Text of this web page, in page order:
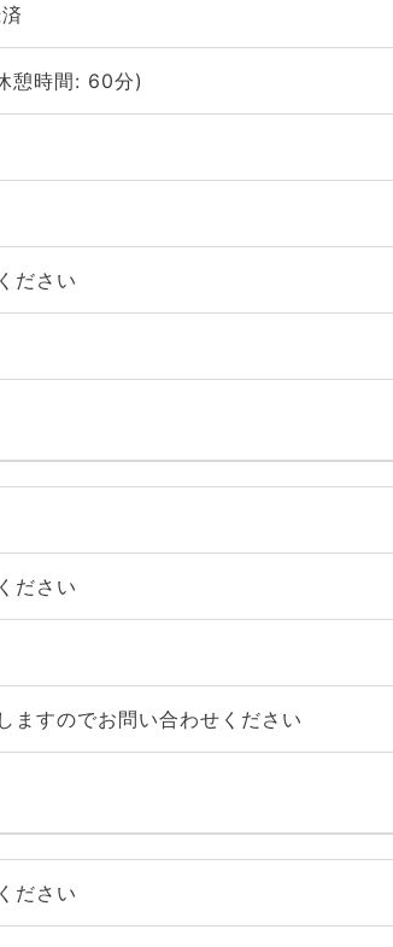
憩時間: 60分)
ださい
ださい
ますのでお問い合わせください
ださい